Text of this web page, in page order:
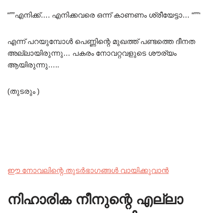
“””എനിക്ക്…. എനിക്കവരെ ഒന്ന് കാണണം ശ്രീയേട്ടാ… “””‘
എന്ന് പറയുമ്പോൾ പെണ്ണിന്റെ മുഖത്ത് പണ്ടത്തെ ദീനത
അല്ലായിരുന്നു… പകരം നോവറ്റവളുടെ ശൗര്യം
ആയിരുന്നു…..
(തുടരും )
ഈ നോവലിന്റെ തുടർഭാഗങ്ങൾ വായിക്കുവാൻ
നിഹാരിക നീനുന്റെ എല്ലാ